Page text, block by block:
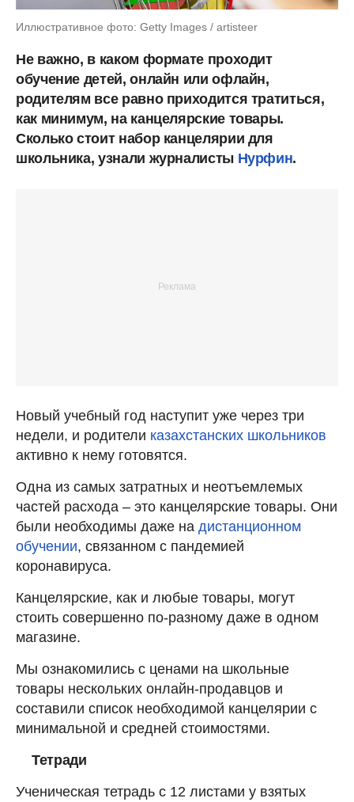
Иллюстративное фото: Getty Images / artisteer
Не важно, в каком формате проходит
обучение детей, онлайн или офлайн,
родителям все равно приходится тратиться,
как минимум, на канцелярские товары.
Сколько стоит набор канцелярии для
школьника, узнали журналисты Нурфин.
Новый учебный год наступит уже через три
недели, и родители казахстанских школьников
активно к нему готовятся.
Одна из самых затратных и неотъемлемых
частей расхода – это канцелярские товары. Они
были необходимы даже на дистанционном
обучении, связанном с пандемией
коронавируса.
Канцелярские, как и любые товары, могут
стоить совершенно по-разному даже в одном
магазине.
Мы ознакомились с ценами на школьные
товары нескольких онлайн-продавцов и
составили список необходимой канцелярии с
минимальной и средней стоимостями.
Тетради
Ученическая тетрадь с 12 листами у взятых